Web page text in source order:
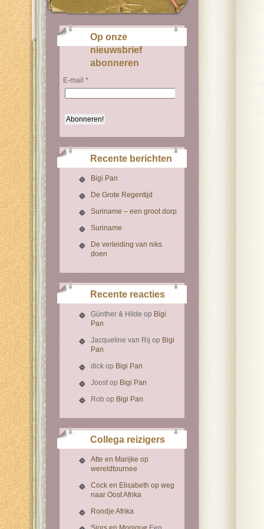
Op onze
nieuwsbrief
abonneren
E-mail *
Recente berichten
Bigi Pan
De Grote Regentijd
Suriname – een groot dorp
Suriname
De verleiding van niks
doen
Recente reacties
Günther & Hilde op Bigi
Pan
Jacqueline van Rij op Bigi
Pan
dick op Bigi Pan
Joostop Bigi Pan
Rob op Bigi Pan
Collega reizigers
Atte en Marijke op
wereldtournee
Cock en Elisabeth op weg
naar Oost Afrika
Rondje Afrika